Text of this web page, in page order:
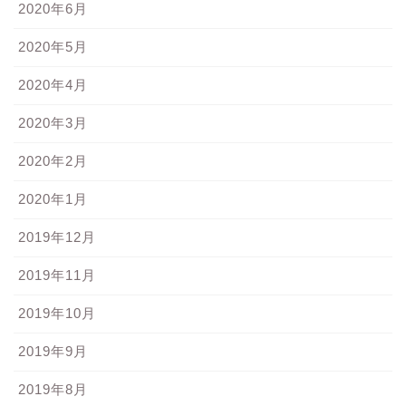
2020年6月
2020年5月
2020年4月
2020年3月
2020年2月
2020年1月
2019年12月
2019年11月
2019年10月
2019年9月
2019年8月